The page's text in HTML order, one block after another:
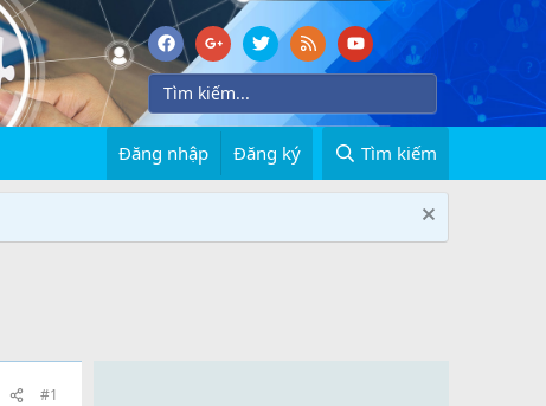
Đăng nhập Đăng ký Tìm kiếm
#1